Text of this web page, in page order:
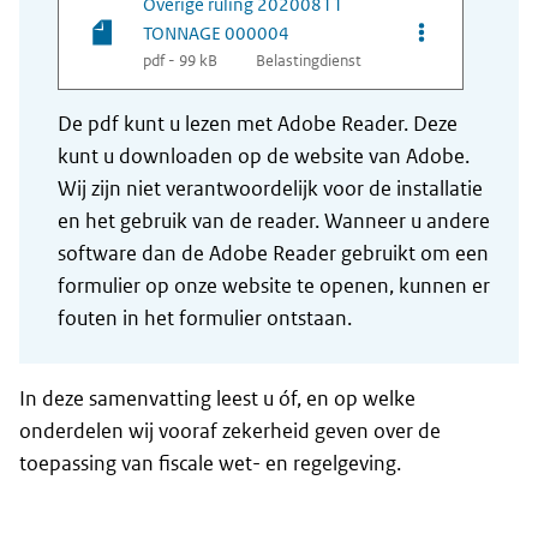
TONNAGE 000004
pdf - 99 kB Belastingdienst
Opties van
De pdf kunt u lezen met Adobe Reader. Deze
kunt u downloaden op de website van Adobe.
Wij zijn niet verantwoordelijk voor de installatie
en het gebruik van de reader. Wanneer u andere
software dan de Adobe Reader gebruikt om een
formulier op onze website te openen, kunnen er
fouten in het formulier ontstaan.
In deze samenvatting leest u óf, en op welke
onderdelen wij vooraf zekerheid geven over de
toepassing van fiscale wet- en regelgeving.